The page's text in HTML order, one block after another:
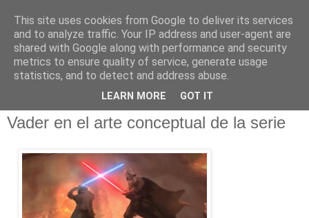
OBI-WAN KENOBI lucha contra Darth
Vader en el arte conceptual de la serie
This site uses cookies from Google to deliver its services
and to analyze traffic. Your IP address and user-agent are
shared with Google along with performance and security
metrics to ensure quality of service, generate usage
statistics, and to detect and address abuse.
LEARN MORE GOT IT